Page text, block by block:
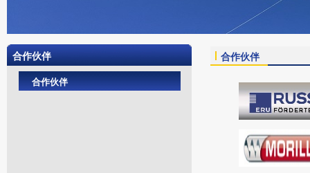
合作伙伴 合作伙伴
合作伙伴